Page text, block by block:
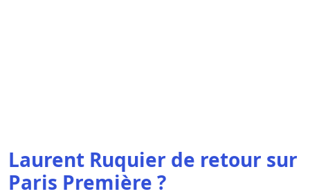
Laurent Ruquier de retour sur
Paris Première ?